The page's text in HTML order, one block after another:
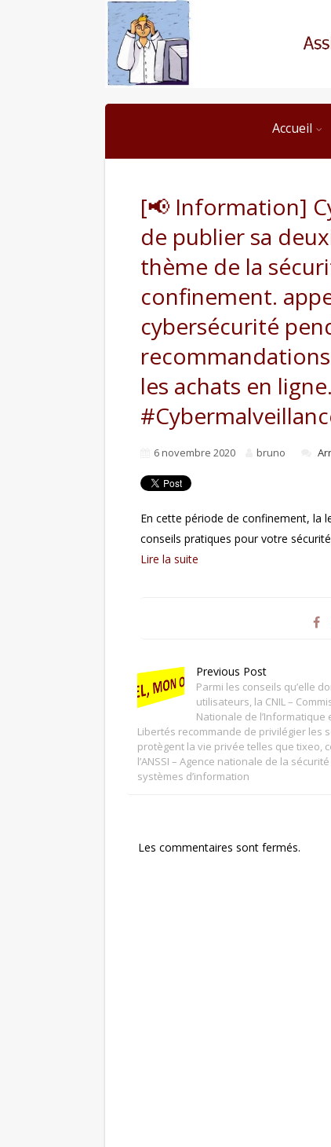
Accueil
[📢 Information]
de publier sa
thème de la
confinement.
cybersécurité
les achats en
6 novembre 2020 bruno
En cette période de confinement, la
conseils pratiques pour votre
Lire la suite
Previous Post
Parmi les conseils qu’elle
utilisateurs, la CNIL –
Nationale de l’Informatique
Libertés recommande de privilégier les
protègent la vie privée telles que tixeo,
l’ANSSI – Agence nationale de la
systèmes d’information
Les commentaires sont fermés.